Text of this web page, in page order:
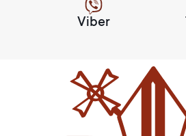
Viber